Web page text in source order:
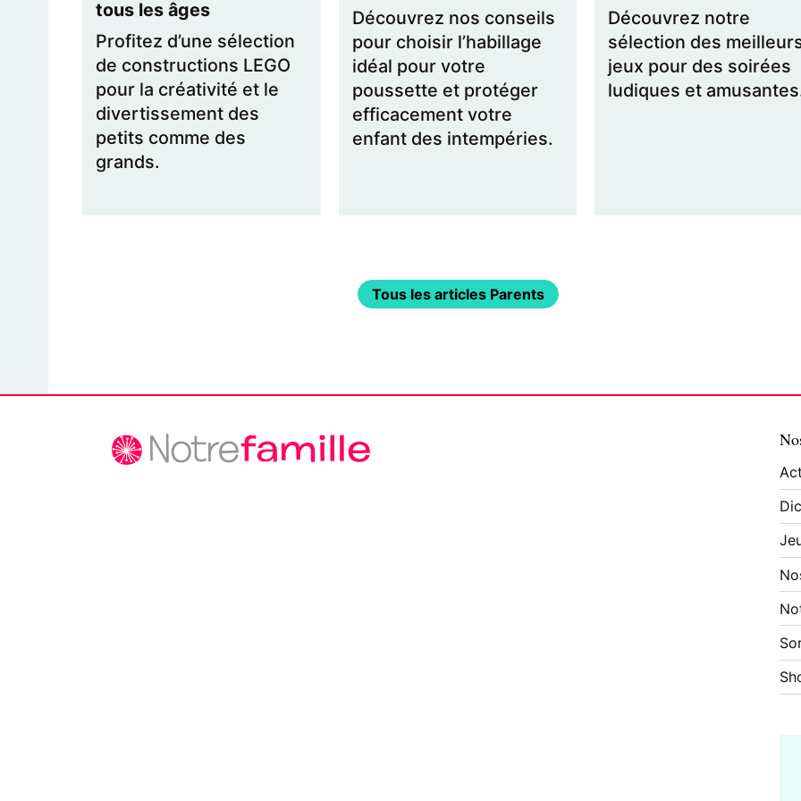
tous les âges
Profitez d’une sélection
de constructions LEGO
pour la créativité et le
divertissement des
petits comme des
grands.
Découvrez nos conseils
pour choisir l’habillage
idéal pour votre
poussette et protéger
efficacement votre
enfant des intempéries.
Découvrez notre
sélection des
jeux pour des soirées
ludiques et
Tous les articles Parents